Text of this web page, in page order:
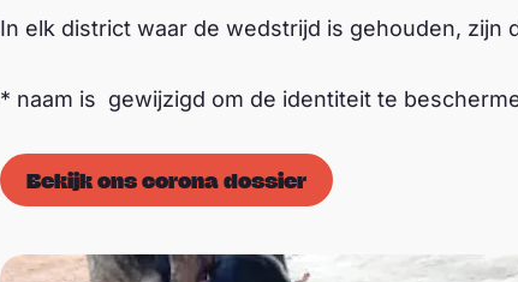
In elk district waar de wedstrijd is gehouden, zijn
* naam is gewijzigd om de identiteit te
Bekijk ons corona dossier